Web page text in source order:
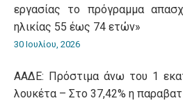
εργασίας το πρόγραμμα
ηλικίας 55 έως 74 ετών»
30 Ιουλίου, 2026
ΑΑΔΕ: Πρόστιμα άνω του 1
λουκέτα – Στο 37,42% η